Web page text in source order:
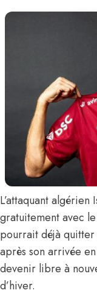
L’attaquant algérien
gratuitement avec
pourrait déjà
après son arrivée
devenir libre à
d’hiver.